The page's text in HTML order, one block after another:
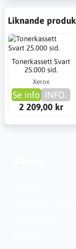
Liknande
Tonerkassett Svart
25.000 sid.
Xerox
Se info INFO.
2 209,00 kr